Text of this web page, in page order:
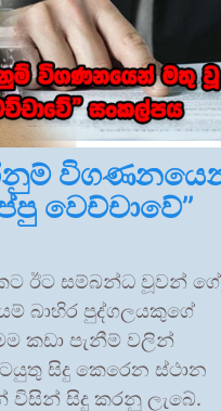
වෙච්චාවේ”
ඊට සම්බන්ධ වූවන් ගේ
බාහිර පුද්ගලයකුගේ
කඩා පැනීම් වලින්
සිදු කෙරෙන ස්ථාන
විසින් සිදු කරනු ලැබේ.